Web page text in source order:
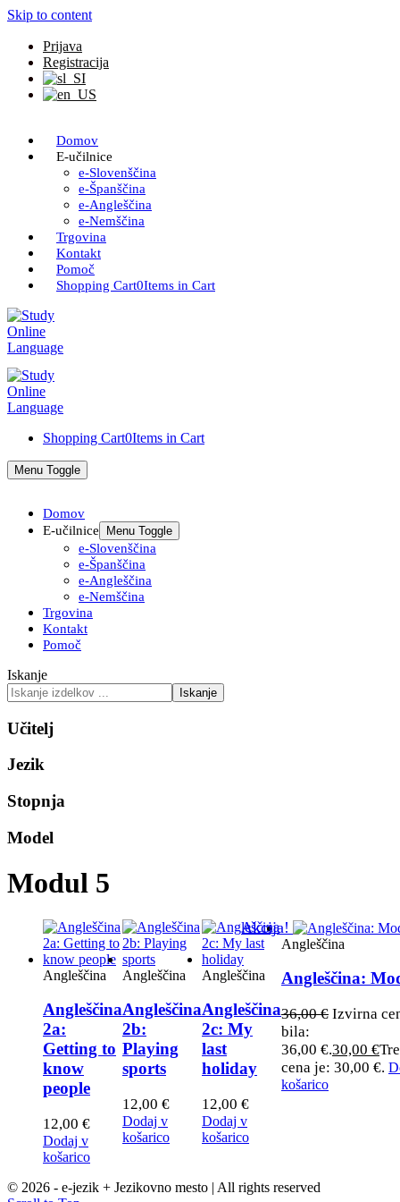
Skip to content
Prijava
Registracija
Domov
E-učilnice
e-Slovenščina
e-Španščina
e-Angleščina
e-Nemščina
Trgovina
Kontakt
Pomoč
Shopping Cart0Items in Cart
Shopping Cart0Items in Cart
Menu Toggle
Domov
E-učilnice
Menu Toggle
e-Slovenščina
e-Španščina
e-Angleščina
e-Nemščina
Trgovina
Kontakt
Pomoč
Iskanje
Iskanje
Učitelj
Jezik
Stopnja
Model
Modul 5
Angleščina
Angleščina
2a:
Getting to
know
people
12,00 €
Dodaj v
košarico
Angleščina
Angleščina
2b:
Playing
sports
12,00 €
Dodaj v
košarico
Angleščina
Angleščina
2c: My
last
holiday
12,00 €
Dodaj v
košarico
Akcija!
Angleščina
Angleščina:
36,00€ Izvirna
bila:
36,00 €.30,00 €
cena je: 30,00 €.
košarico
© 2026 - e-jezik + Jezikovno mesto | All rights reserved